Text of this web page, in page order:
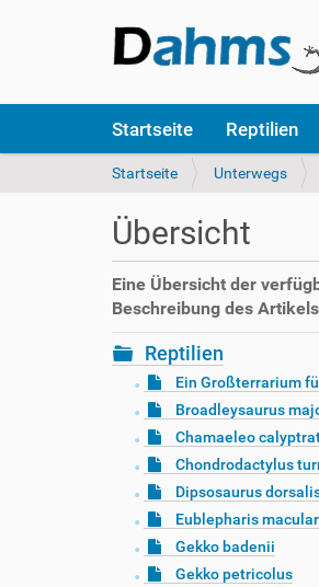
k
Startseite Reptilien
S
e
s
i
n
d
i
e
Startseite Unterwegs
Übersicht
Eine Übersicht der
Beschreibung des
Reptilien
Ein Großterrarium
Broadleysaurus
Chamaeleo
Chondrodactylus
Dipsosaurus
Eublepharis
Gekko badenii
Gekko petricolus